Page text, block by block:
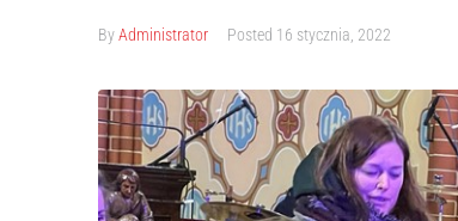
ByAdministrator Posted 16 stycznia, 2022